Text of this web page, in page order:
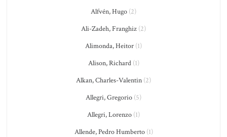
Alfvén, Hugo (2)
Ali-Zadeh, Franghiz (2)
Alimonda, Heitor (1)
Alison, Richard(1)
Alkan, Charles-Valentin (2)
Allegri, Gregorio (5)
Allegri, Lorenzo (1)
Allende, Pedro Humberto(1)